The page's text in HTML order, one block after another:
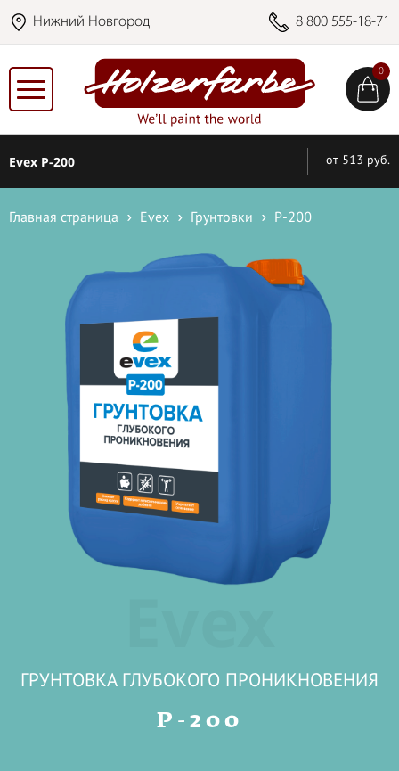
Нижний Новгород 8 800 555-18-71
0
Evex P-200 от 513 руб.
Главная страница Evex Грунтовки P-200
ГРУНТОВКА ГЛУБОКОГО ПРОНИКНОВЕНИЯ
P-200